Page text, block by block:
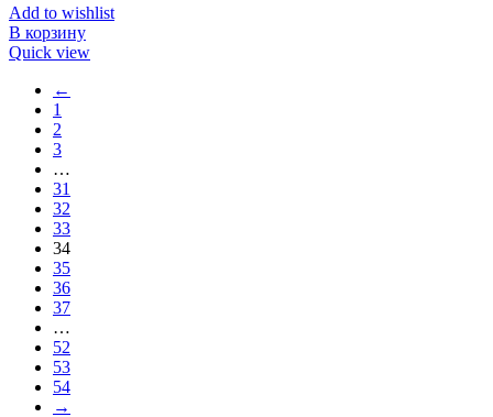
Add to wishlist
В корзину
Quick view
←
1
2
3
…
31
32
33
34
35
36
37
…
52
53
54
→